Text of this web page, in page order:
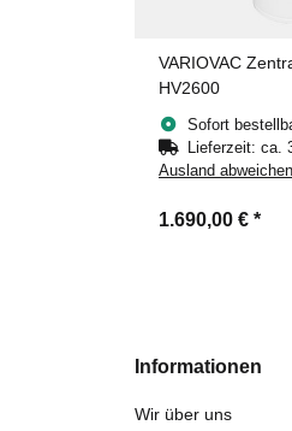
VARIOVAC
HV2600
Sofort
Lieferzeit:ca.
Ausland
1.690,00 € *
Informationen
Wir über uns